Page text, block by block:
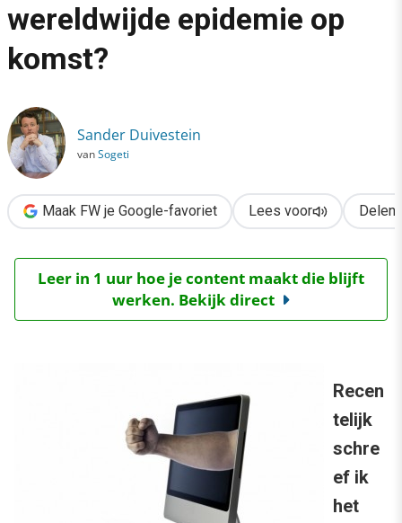
Alle artikelen
›
Haat zaaien op internet: wereldwijde epidemie op komst?
wereldwijde epidemie op
komst?
Sander Duivestein
vanSogeti
Maak FW je Google-favoriet Lees voor Delen
Leer in 1 uur hoe je content maakt die blijft
werken. Bekijk direct
Recen
telijk
schre
ef ik
het